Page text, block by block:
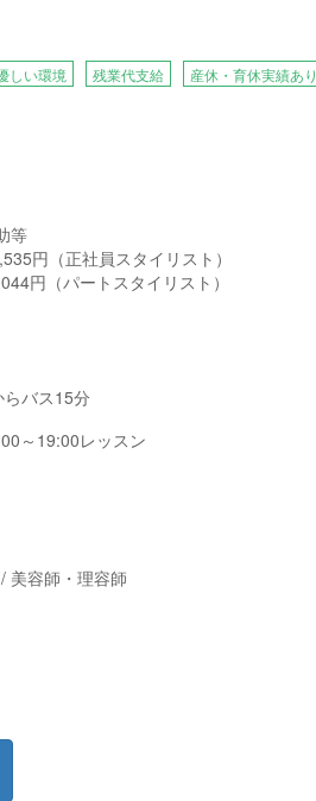
しい環境 残業代支給
産休・育休実績あり
等
円（正社員スタイリスト）
円（パートスタイリスト）
バス15分
～19:00レッスン
美容師・理容師